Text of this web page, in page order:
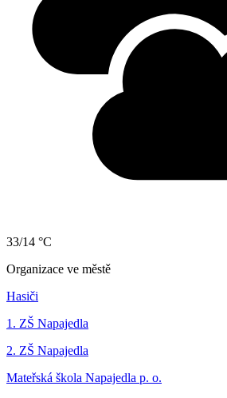
33/14 °C
Organizace ve městě
Hasiči
1. ZŠ Napajedla
2. ZŠ Napajedla
Mateřská škola Napajedla p. o.